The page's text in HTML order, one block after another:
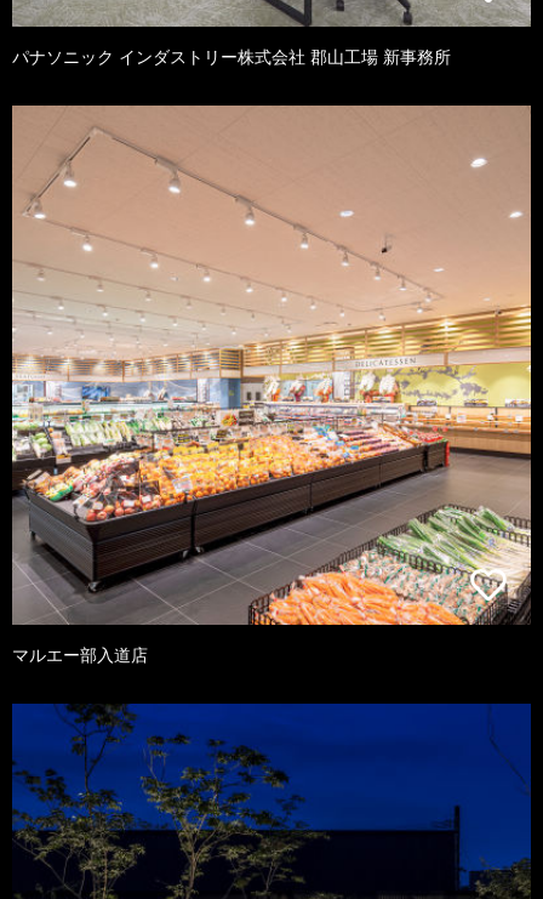
パナソニック インダストリー株式会社 郡山工場 新事務所
マルエー部入道店